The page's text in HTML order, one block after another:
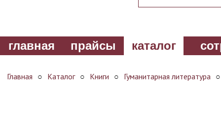
главная прайсы каталог
Главная ○ Каталог ○ Книги ○ Гуманитарная литература ○